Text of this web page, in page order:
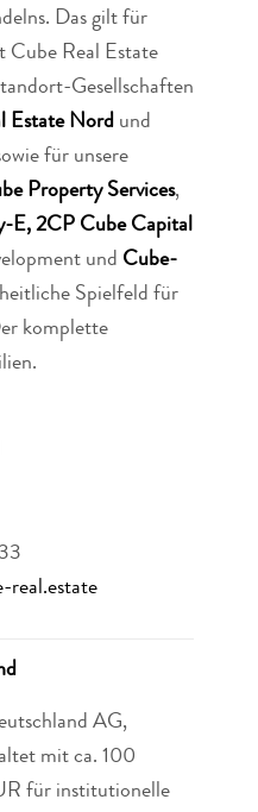
Das gilt für
Cube Real Estate
Gesellschaften
Estate Nord und
für unsere
Property Services,
E, 2CP Cube Capital
und Cube-
Spielfeld für
komplette
real.estate
AG,
mit ca. 100
für institutionelle